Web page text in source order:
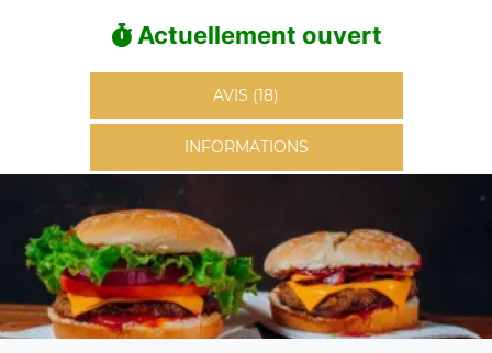
Actuellement ouvert
AVIS (18)
INFORMATIONS